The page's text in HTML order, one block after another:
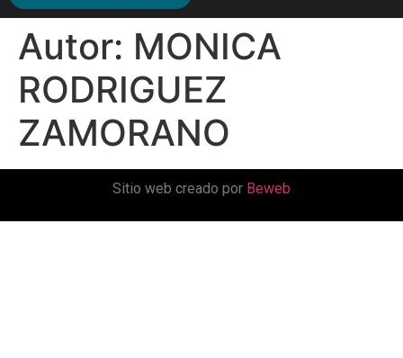
Autor: MONICA
RODRIGUEZ
ZAMORANO
Sitio web creado por Beweb